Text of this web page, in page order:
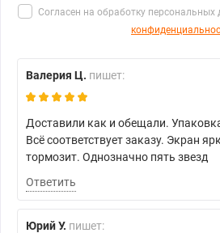
Согласен на обработку персональных
Валерия Ц. пишет:
Доставили как и обещали.
Всё соответствует заказу. Экран
тормозит. Однозначно пять звезд
Ответить
Юрий У. пишет: